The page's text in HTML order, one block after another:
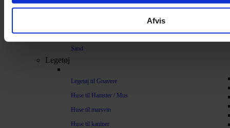
Afvis
Spelt
Vat
Sand
Legetøj
Legetøj til Gnavere
Huse til Hamster / Mus
Huse til marsvin
Huse til kaniner